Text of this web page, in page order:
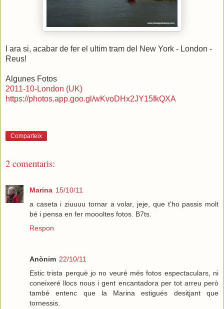
I ara si, acabar de fer el ultim tram del New York - London -
Reus!
Algunes Fotos
2011-10-London (UK)
https://photos.app.goo.gl/wKvoDHx2JY15fkQXA
Comparteix
2 comentaris:
Marina 15/10/11
a caseta i ziuuuu tornar a volar, jeje, que t'ho passis molt
bé i pensa en fer moooltes fotos. B7ts.
Respon
Anònim 22/10/11
Estic trista perquè jo no veuré més fotos espectaculars, ni
coneixeré llocs nous i gent encantadora per tot arreu però
també entenc que la Marina estigués desitjant que
tornessis.